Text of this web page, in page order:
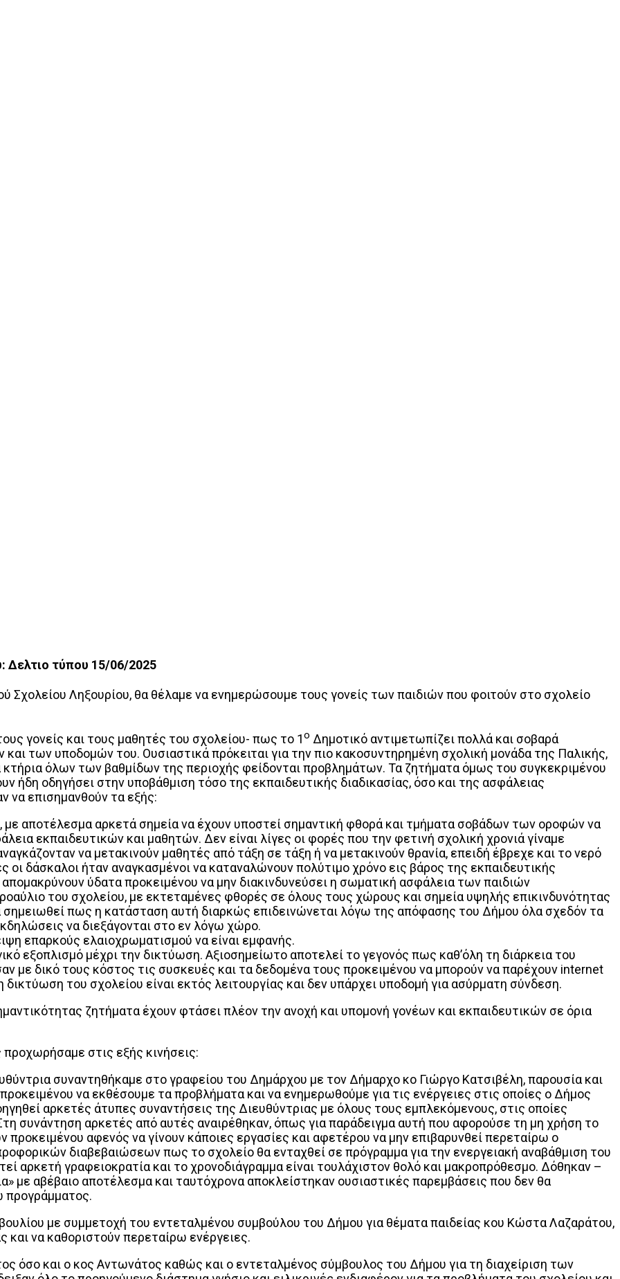
Δελτιο τύπου 15/06/2025
Σχολείου Ληξουρίου, θα θέλαμε να ενημερώσουμε τους γονείς των παιδιών που φοιτούν στο σχολείο
γονείς και τους μαθητές του σχολείου- πως το 1ο Δημοτικό αντιμετωπίζει πολλά και σοβαρά
των υποδομών του. Ουσιαστικά πρόκειται για την πιο κακοσυντηρημένη σχολική μονάδα της Παλικής,
όλων των βαθμίδων της περιοχής φείδονται προβλημάτων. Τα ζητήματα όμως του συγκεκριμένου
ήδη οδηγήσει στην υποβάθμιση τόσο της εκπαιδευτικής διαδικασίας, όσο και της ασφάλειας
να επισημανθούν τα εξής:
αποτέλεσμα αρκετά σημεία να έχουν υποστεί σημαντική φθορά και τμήματα σοβάδων των οροφών να
εκπαιδευτικών και μαθητών. Δεν είναι λίγες οι φορές που την φετινή σχολική χρονιά γίναμε
να μετακινούν μαθητές από τάξη σε τάξη ή να μετακινούν θρανία, επειδή έβρεχε και το νερό
οι δάσκαλοι ήταν αναγκασμένοι να καταναλώνουν πολύτιμο χρόνο εις βάρος της εκπαιδευτικής
ύδατα προκειμένου να μην διακινδυνεύσει η σωματική ασφάλεια των παιδιών
του σχολείου, με εκτεταμένες φθορές σε όλους τους χώρους και σημεία υψηλής επικινδυνότητας
πως η κατάσταση αυτή διαρκώς επιδεινώνεται λόγω της απόφασης του Δήμου όλα σχεδόν τα
να διεξάγονται στο εν λόγω χώρο.
επαρκούς ελαιοχρωματισμού να είναι εμφανής.
εξοπλισμό μέχρι την δικτύωση. Αξιοσημείωτο αποτελεί το γεγονός πως καθ’όλη τη διάρκεια του
με δικό τους κόστος τις συσκευές και τα δεδομένα τους προκειμένου να μπορούν να παρέχουν internet
του σχολείου είναι εκτός λειτουργίας και δεν υπάρχει υποδομή για ασύρματη σύνδεση.
ζητήματα έχουν φτάσει πλέον την ανοχή και υπομονή γονέων και εκπαιδευτικών σε όρια
στις εξής κινήσεις:
συναντηθήκαμε στο γραφείου του Δημάρχου με τον Δήμαρχο κο Γιώργο Κατσιβέλη, παρουσία και
να εκθέσουμε τα προβλήματα και να ενημερωθούμε για τις ενέργειες στις οποίες ο Δήμος
αρκετές άτυπες συναντήσεις της Διευθύντριας με όλους τους εμπλεκόμενους, στις οποίες
συνάντηση αρκετές από αυτές αναιρέθηκαν, όπως για παράδειγμα αυτή που αφορούσε τη μη χρήση το
αφενός να γίνουν κάποιες εργασίες και αφετέρου να μην επιβαρυνθεί περεταίρω ο
διαβεβαιώσεων πως το σχολείο θα ενταχθεί σε πρόγραμμα για την ενεργειακή αναβάθμιση του
αρκετή γραφειοκρατία και το χρονοδιάγραμμα είναι τουλάχιστον θολό και μακροπρόθεσμο. Δόθηκαν –
με αβέβαιο αποτέλεσμα και ταυτόχρονα αποκλείστηκαν ουσιαστικές παρεμβάσεις που δεν θα
προγράμματος.
με συμμετοχή του εντεταλμένου συμβούλου του Δήμου για θέματα παιδείας κου Κώστα Λαζαράτου,
και να καθοριστούν περεταίρω ενέργειες.
όσο και ο κος Αντωνάτος καθώς και ο εντεταλμένος σύμβουλος του Δήμου για τη διαχείριση των